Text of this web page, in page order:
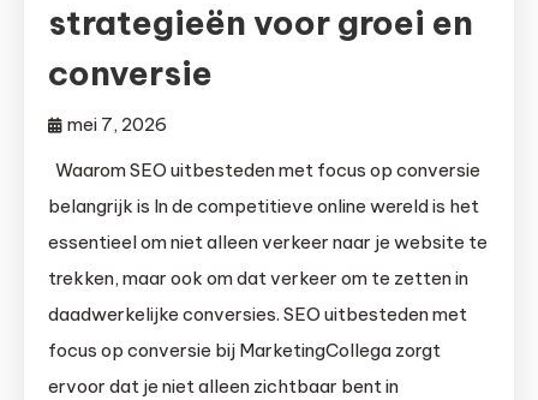
strategieën voor groei en
conversie
mei 7, 2026
Waarom SEO uitbesteden met focus op conversie
belangrijk is In de competitieve online wereld is het
essentieel om niet alleen verkeer naar je website te
trekken, maar ook om dat verkeer om te zetten in
daadwerkelijke conversies. SEO uitbesteden met
focus op conversie bij MarketingCollega zorgt
ervoor dat je niet alleen zichtbaar bent in